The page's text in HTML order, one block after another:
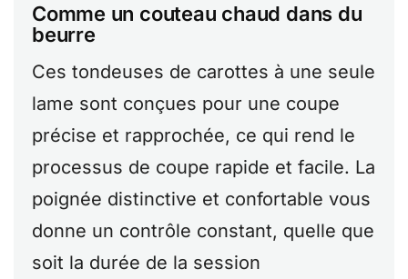
Comme un couteau chaud dans du
beurre
Ces tondeuses de carottes à une seule
lame sont conçues pour une coupe
précise et rapprochée, ce qui rend le
processus de coupe rapide et facile. La
poignée distinctive et confortable vous
donne un contrôle constant, quelle que
soit la durée de la session